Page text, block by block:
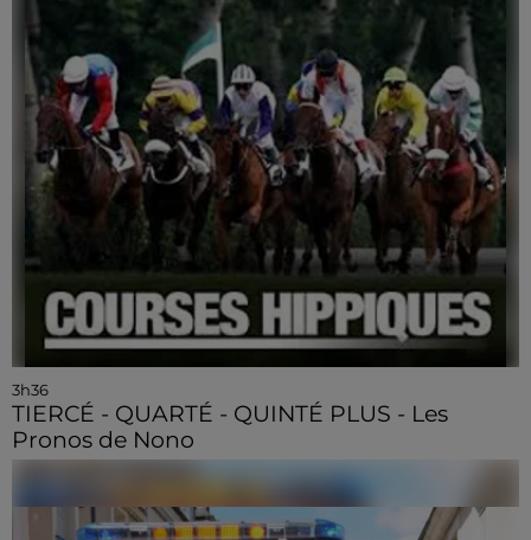
3h36
TIERCÉ - QUARTÉ - QUINTÉ PLUS - Les
Pronos de Nono